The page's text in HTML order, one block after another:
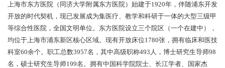
上海市东方医院（同济大学附属东方医院）始建于1920年，伴随浦东开发
开放的时代契机，现已发展成为集医疗、教学和科研于一体的大型三级甲
等综合性医院，全国文明单位。东方医院设立三个院区（一个在建中），
均位于上海市浦东新区核心区域。现有开放床位1780张，拥有临床和医技
科室60余个。职工总数3957名，其中高级职称493人，博士研究生导师98
名，硕士研究生导师199名。拥有中国科学院院士、长江学者、国家杰